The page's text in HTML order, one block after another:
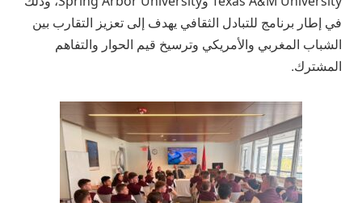
في إطار برنامج للتبادل الثقافي يهدف إلى تعزيز التقارب بين
الشباب المغربي والأمريكي وترسيخ قيم الحوار والتفاهم
المشترك.